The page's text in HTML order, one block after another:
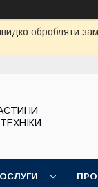
обробляти